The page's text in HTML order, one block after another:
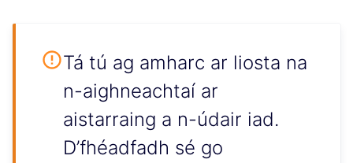
Tá tú ag amharc ar liosta na
n-aighneachtaí ar
aistarraing a n-údair iad.
D’fhéadfadh sé go